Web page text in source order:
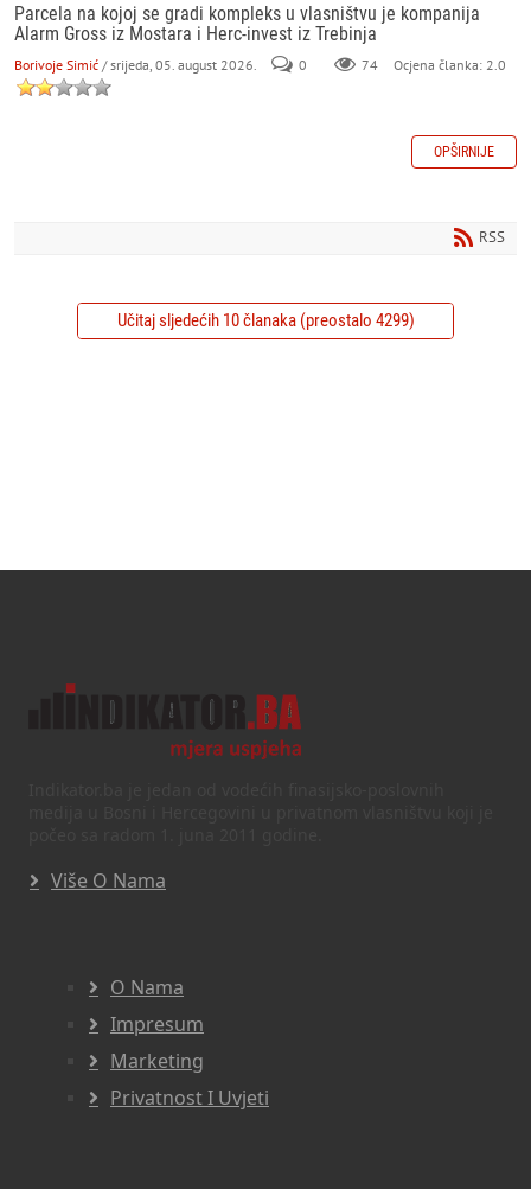
Parcela na kojoj se gradi kompleks u vlasništvu je kompanija
Alarm Gross iz Mostara i Herc-invest iz Trebinja
Borivoje Simić / srijeda, 05. august 2026. 0 74 Ocjena članka: 2.0
OPŠIRNIJE
RSS
Učitaj sljedećih 10 članaka (preostalo 4299)
Više O Nama
O Nama
Impresum
Marketing
Privatnost I Uvjeti